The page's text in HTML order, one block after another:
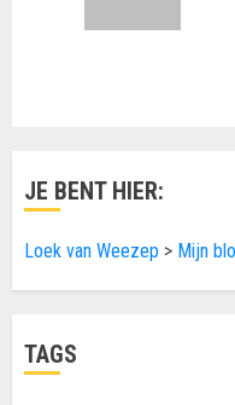
JE BENT HIER:
Loek van Weezep > Mijn
TAGS